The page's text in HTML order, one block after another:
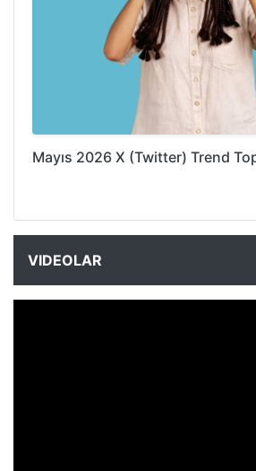
Mayıs 2026 X (Twitter) Trend
VIDEOLAR